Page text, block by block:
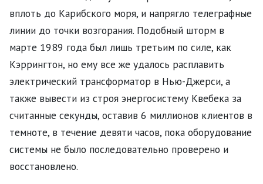
вплоть до Карибского моря, и напрягло телеграфные
линии до точки возгорания. Подобный шторм в
марте 1989 года был лишь третьим по силе, как
Кэррингтон, но ему все же удалось расплавить
электрический трансформатор в Нью-Джерси, а
также вывести из строя энергосистему Квебека за
считанные секунды, оставив 6 миллионов клиентов в
темноте, в течение девяти часов, пока оборудование
системы не было последовательно проверено и
восстановлено.